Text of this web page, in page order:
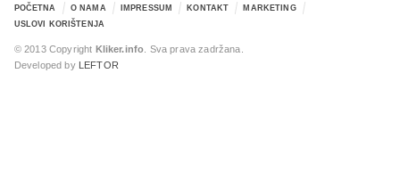
POČETNA O NAMA IMPRESSUM KONTAKT
MARKETING
USLOVI KORIŠTENJA
© 2013 Copyright Kliker.info . Sva prava zadržana.
Developed by
LEFTOR